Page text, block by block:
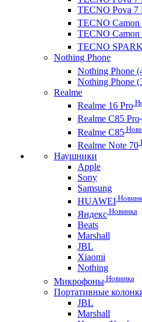
TECNO Pova 7
TECNO Camon
TECNO Camon
TECNO
Nothing Phone
Nothing Phone
Nothing Phone
Realme
Realme 16 Pro
Realme C85 Pro
Realme C85
Realme Note 70
Наушники
Apple
Sony
Samsung
HUAWEI
Яндекс Новинка
Beats
Marshall
JBL
Xiaomi
Nothing
Микрофоны Новинка
Портативные
JBL
Marshall